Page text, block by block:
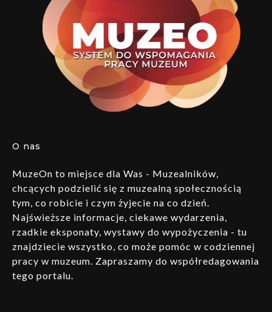
O nas
MuzeOn to miejsce dla Was - Muzealników,
chcących podzielić się z muzealną społecznością
tym, co robicie i czym żyjecie na co dzień.
Najświeższe informacje, ciekawe wydarzenia,
rzadkie eksponaty, wystawy do wypożyczenia - tu
znajdziecie wszystko, co może pomóc w codziennej
pracy w muzeum. Zapraszamy do współredagowania
tego portalu.